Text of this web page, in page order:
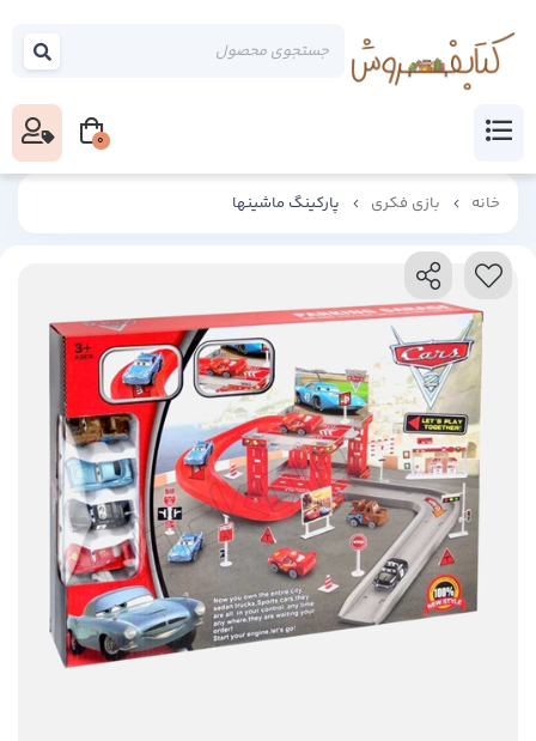
خانه بازی فکری پارکینگ ماشینها
0